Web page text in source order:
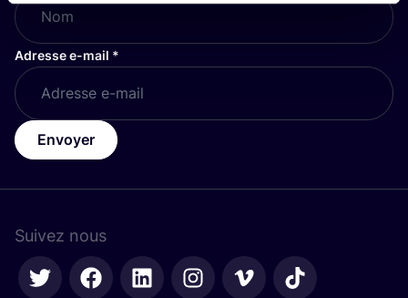
Adresse e-mail *
Envoyer
Suivez nous